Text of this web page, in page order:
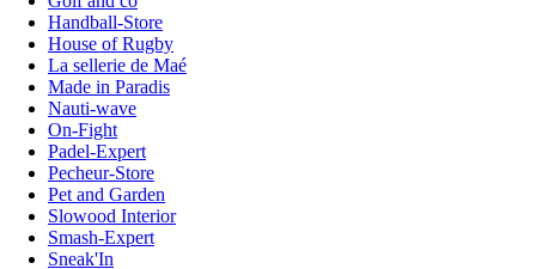
Handball-Store
House of Rugby
La sellerie de Maé
Made in Paradis
Nauti-wave
On-Fight
Padel-Expert
Pecheur-Store
Pet and Garden
Slowood Interior
Smash-Expert
Sneak'In